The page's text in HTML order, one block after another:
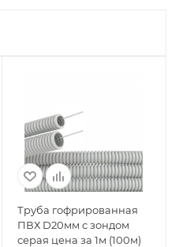
Труба гофрированная
ПВХ D20мм с зондом
серая цена за 1м (100м)